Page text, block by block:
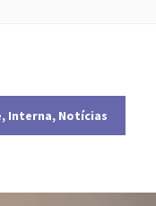
, Interna, Notícias